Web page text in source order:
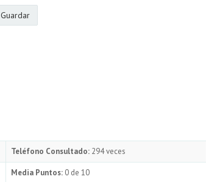
Guardar
Teléfono Consultado: 294 veces
Media Puntos: 0 de 10